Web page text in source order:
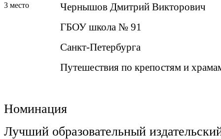
3 место
Чернышов Дмитрий Викторович
ГБОУ школа № 91
Санкт-Петербурга
Путешествия по крепостям и
Номинация
Лучший образовательный